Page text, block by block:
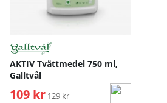
AKTIV Tvättmedel 750 ml,
Galltvål
109 kr Ordinarie pris:
129 kr